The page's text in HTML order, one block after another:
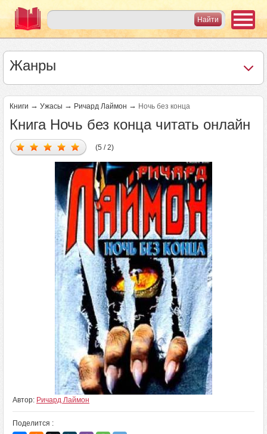
Жанры
Книги → Ужасы → Ричард Лаймон → Ночь без конца
Книга Ночь без конца читать онлайн
(5 / 2)
Автор: Ричард Лаймон
Поделится :